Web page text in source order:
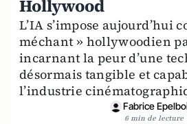
Hollywood
L’IA s’impose aujourd’hui
méchant » hollywoodien
incarnant la peur d’une
désormais tangible et
l’industrie
Fabrice
6 min de lecture